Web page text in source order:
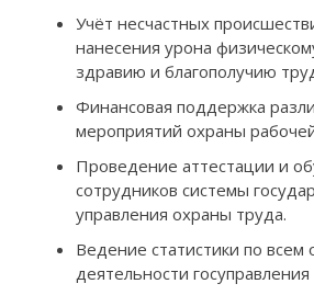
Учёт несчастных
нанесения урона
здравию и благополучию
Финансовая поддержка
мероприятий охраны
Проведение аттестации и
сотрудников системы
управления охраны труда.
Ведение статистики по всем
деятельности